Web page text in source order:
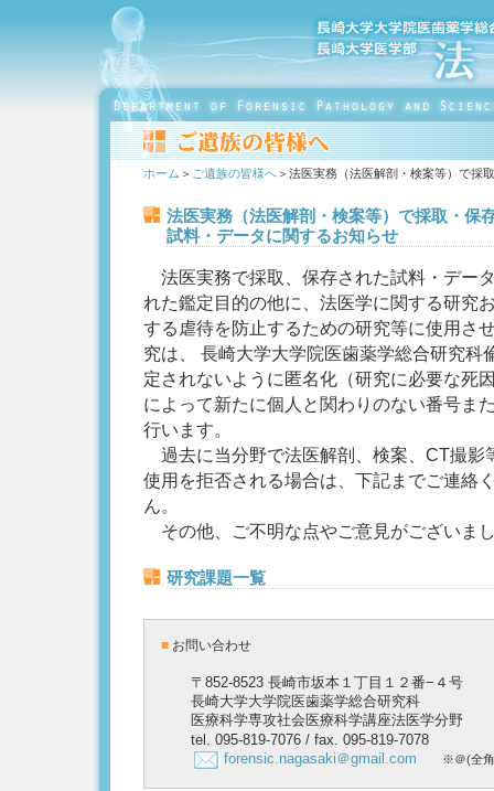
ホーム ＞ ご遺族の皆様へ ＞法医実務（法医解剖・検案等）で採
法医実務（法医解剖・検案等）で採取・保
試料・データに関するお知らせ
法医実務で採取、保存された試料・デー
れた鑑定目的の他に、法医学に関する研究
する虐待を防止するための研究等に使用さ
究は、 長崎大学大学院医歯薬学総合研究科
定されないように匿名化（研究に必要な死
によって新たに個人と関わりのない番号ま
行います。
過去に当分野で法医解剖、検案、CT撮影
使用を拒否される場合は、下記までご連絡
ん。
その他、ご不明な点やご意見がございま
研究課題一覧
■ お問い合わせ
〒852-8523 長崎市坂本１丁目１２番−４号
長崎大学大学院医歯薬学総合研究科
医療科学専攻社会医療科学講座法医学分野
tel. 095-819-7076 / fax. 095-819-7078
forensic.nagasaki＠gmail.com
※＠(全